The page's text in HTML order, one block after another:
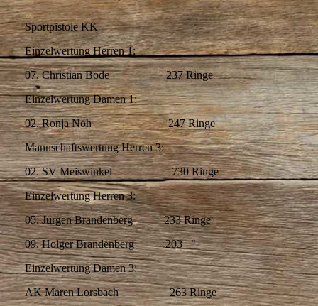
Sportpistole KK
Einzelwertung Herren 1:
07. Christian Bode 237 Ringe
Einzelwertung Damen 1:
02. Ronja Nöh 247 Ringe
Mannschaftswertung Herren 3:
02. SV Meiswinkel 730 Ringe
Einzelwertung Herren 3:
05. Jürgen Brandenberg 233 Ringe
09. Holger Brandenberg 203 "
Einzelwertung Damen 3:
AK Maren Lorsbach 263 Ringe